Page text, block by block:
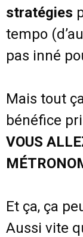
stratégies
tempo
pas inné
Mais tout
bénéfice
VOUS
Et ça, ça
Aussi vite